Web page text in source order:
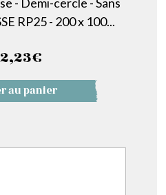
RP25 - 200 x 100...
€
au panier